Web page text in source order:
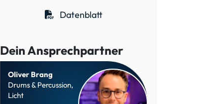
Datenblatt
Dein Ansprechpartner
Oliver Brang
Drums & Percussion,
Licht